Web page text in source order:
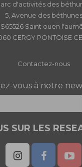
d'activités des
5, Avenue des béthunes
Saint ouen
CERGY PONTOISE
Contactez-nous
vous à notre
SUR LES